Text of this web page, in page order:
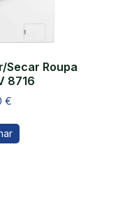
Secar Roupa
8716
€